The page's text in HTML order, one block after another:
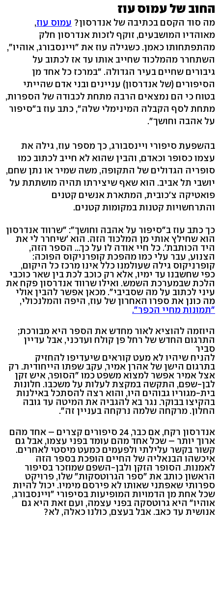
החוב של עמוס עוז
מה סוד הקסם בכתיבה של אנדרסון? עמוס עוז,
מאוהדיו המושבעים, זוקף לזכות אנדרסון חלק
מהתפתחותו כאמן. כשגילה עוז את "ויינסבורג, אוהיו",
השתחרר מהמלכוד שחייב אותו עד אז לכתוב על
גיבורים שחיים בעיר הגדולה. "במרכז כל אחד מן
הסיפורים (של אנדרסון) עניינים ובני אדם שהייתי
בטוח כי הם נמצאים הרבה מתחת לכבודה של הספרות,
מתחת לסף הקבלה המינימלי שלה", כתב עוז ב"סיפור
על אהבה וחושך".
בהשפעת סיפורי ויינסבורג, כך מספר עוז, גילה את
עצמו כסופר וכאדם, והבין שהוא לא חייב לכתוב כמו
סופריה הגדולים של התקופה, משה שמיר או נתן שחם,
יושבי תל אביב. הוא שאף שיצירתו תהיה מושתתת על
פואטיקה צ'כובית, המתארת אנשים קטנים
והתרחשויות קטנות במקומות קטנים.
כך כתב עוז ב"סיפור על אהבה וחושך": "שרווד אנדרסון
הוא שחילץ אותי מן המלכוד הזה. הוא 'שיחרר לי את
היד הכותבת'. כל חיי אודה לו על כך... הספר הזה,
הצנוע, עבר עלי כמו מהפכת קופרניקוס הפוכה:
קופרניקוס גילה שעולמנו כלל אינו מרכז כל היקום,
כפי שחשבנו עד ימיו, אלא רק כוכב לכת בין שאר כוכבי
הלכת שבמערכת השמש. ואילו שרווד אנדרסון פקח את
עיני לכתוב על מה שסביבי". מכאן אפשר להבין אולי
מה כונן את ספרו האחרון של עוז, היפה והמלנכולי,
"תמונות מחיי הכפר".
היוזמה להוציא לאור מחדש את הספר היא מבורכת;
התרגום החדש של רחל פן קולח ועדכני, אבל עדיין
סביר
להניח שיהיו לא מעט קוראים שיעדיפו להחזיק
בתרגום הישן של אהרן אמיר, עקב שפתו הייחודית. רק
אצל אמיר אפשר למצוא משפט כמו "הסופר, איש זקן
לבן-שפם, התקשה במקצת לעלות על משכבו. חלונות
בית-מגוריו גבוהים היו, והוא רצה להסתכל באילנות
בהקיצו בבוקר. נגר בא להגביה את המיטה עד גובה
החלון. מרקחה שלמה נרקחה בעניין זה".
אנדרסון רקח, אם כבר, 24 סיפורים קצרים – אחד מהם
ארוך יותר – שכל אחד מהם עומד בפני עצמו, אבל גם
קשור בקשר עלילתי ולפעמים כמעט מיסטי לאחרים.
איכשהו הבנאליה של החיים הופכת בספר הזה
לאמנות. הסופר הזקן ולבן-השפם שמוזכר בסיפור
הראשון כותב את "ספר הגרוטסקות" שלו, פרויקט
ספרותי שאפתני שאותו לא פירסם מימיו. יכול להיות
שכל אחת מן הדמויות המופיעות בסיפורי "ויינסבורג,
אוהיו" היא גרוטסקה בפני עצמה, ועם זאת היא גם
אנושית עד כאב. אבל בעצם, כולנו כאלה, לא?